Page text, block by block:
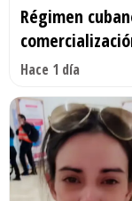
Régimen
Hace 1 día